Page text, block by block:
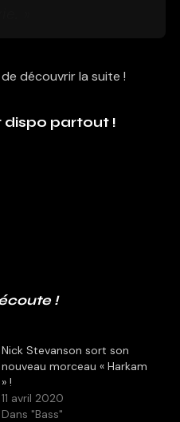
découvrir la suite !
dispo partout !
!
Nick Stevanson sort son
nouveau morceau « Harkam
» !
11 avril 2020
Dans "Bass"